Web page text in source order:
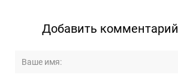
Добавить комментарий